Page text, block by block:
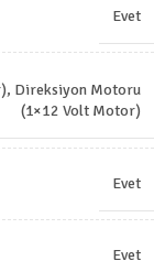
Evet
, Direksiyon Motoru
(1×12 Volt Motor)
Evet
Evet